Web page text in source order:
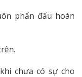
phấn đấu hoàn
chưa có sự cho